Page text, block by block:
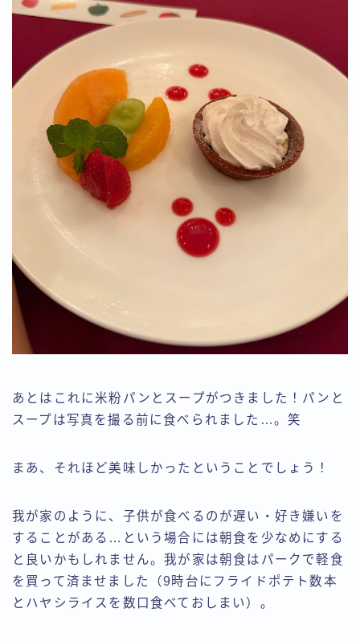
あとはこれに米粉パンとスープがつきました！パンと
スープは写真を撮る前に食べられました…。笑
まあ、それほど美味しかったということでしょう！
我が家のように、子供が食べるのが遅い・好き嫌いを
することがある…という場合には朝食を少なめにする
と良いかもしれません。我が家は朝食はパークで軽食
を買って済ませました（9時台にフライドポテト数本
とハヤシライスを数口食べておしまい）。